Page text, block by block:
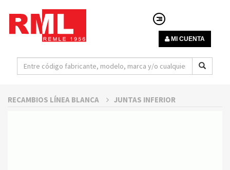
MI CUENTA
RECAMBIOS LÍNEA BLANCA JUNTAS INFERIOR